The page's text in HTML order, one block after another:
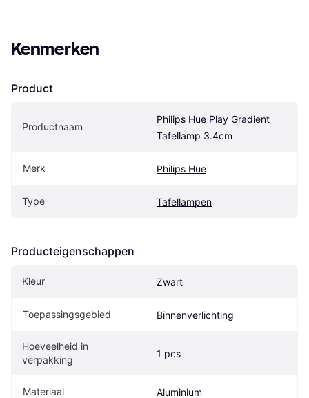
Kenmerken
Product
Productnaam
Philips Hue Play Gradient
Tafellamp 3.4cm
Merk Philips Hue
Type Tafellampen
Producteigenschappen
Kleur Zwart
Toepassingsgebied Binnenverlichting
Hoeveelheid in
verpakking
1 pcs
Materiaal Aluminium